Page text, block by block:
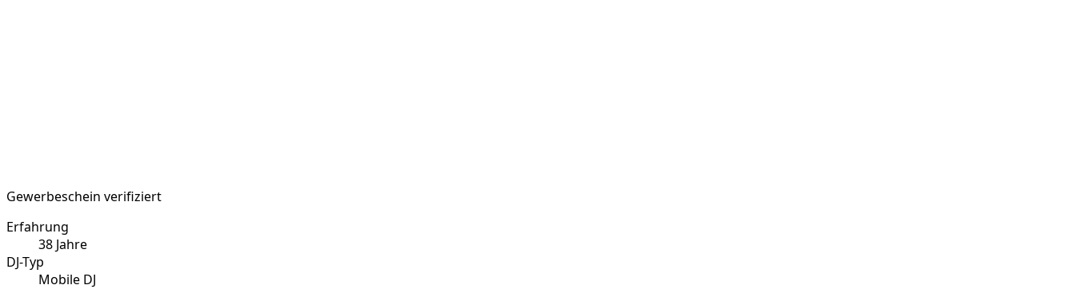
Gewerbeschein verifiziert
Erfahrung
38 Jahre
DJ-Typ
Mobile DJ